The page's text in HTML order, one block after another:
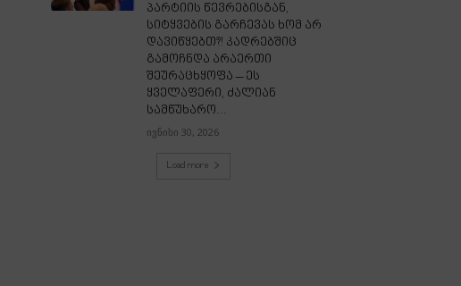
პარტიის წევრებისგან,
სიტყვების გარჩევას ხომ არ
დავიწყებთ?! კადრებშიც
გამოჩნდა არაერთი
შეურაცხყოფა – ეს
ყველაფერი, ძალიან
სამწუხარო...
ივნისი 30, 2026
Load more